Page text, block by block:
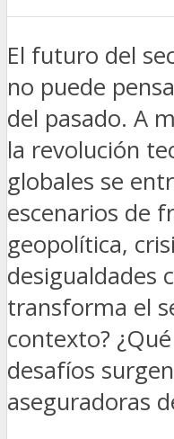
El futuro del
no puede
del pasado. A
la revolución
globales se
escenarios de
geopolítica,
desigualdades
transforma el
contexto?
desafíos
aseguradoras